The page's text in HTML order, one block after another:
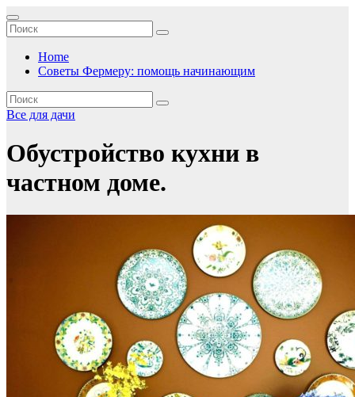
Перейти
к
содержимому
Home
Советы Фермеру: помощь начинающим
Все для дачи
Обустройство кухни в
частном доме.